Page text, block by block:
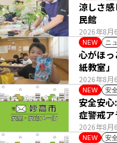
2026年8月
涼しさ
民館
NEW ニ
2026年8月
心がほ
紙教室」
NEW 安
2026年8月
安全安
症警戒ア
NEW 安